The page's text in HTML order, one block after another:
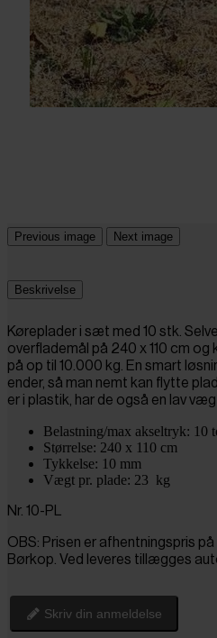
Previous image Next image
Beskrivelse
Køreplader i sæt med 10 stk.
overflademål på 240 x 110 cm og
på op til 10.000 kg. En smart
ender, så man nemt kan flytte
er i plastik, har de også en lav
Belastning/max akseltryk: 10
Størrelse: 240 x 110 cm
Tykkelse: 10 mm
Vægt pr. plade: 23 kg
Nr. 10-PL
OBS: Prisen er afhentningspris
Børkop. Ved leveres tillægges
Skriv din anmeldelse